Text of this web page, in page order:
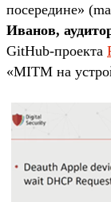
посередине»
Иванов,
GitHub-проекта
«MITM на